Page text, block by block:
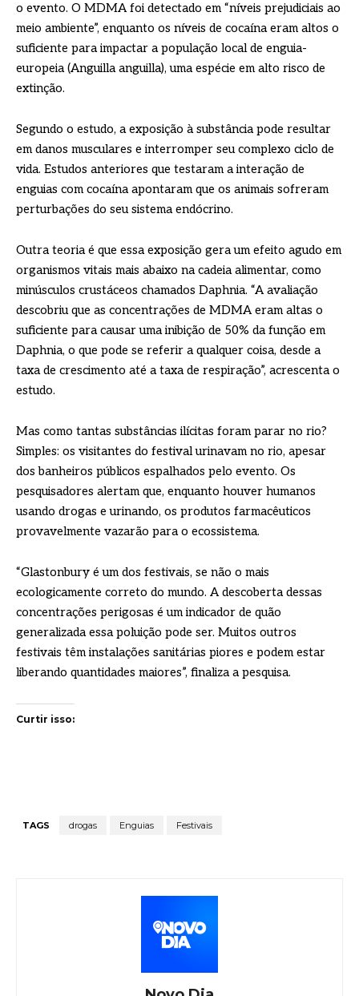
o evento. O MDMA foi detectado em “níveis prejudiciais ao
meio ambiente”, enquanto os níveis de cocaína eram altos o
suficiente para impactar a população local de enguia-
europeia (Anguilla anguilla), uma espécie em alto risco de
extinção.
Segundo o estudo, a exposição à substância pode resultar
em danos musculares e interromper seu complexo ciclo de
vida. Estudos anteriores que testaram a interação de
enguias com cocaína apontaram que os animais sofreram
perturbações do seu sistema endócrino.
Outra teoria é que essa exposição gera um efeito agudo em
organismos vitais mais abaixo na cadeia alimentar, como
minúsculos crustáceos chamados Daphnia. “A avaliação
descobriu que as concentrações de MDMA eram altas o
suficiente para causar uma inibição de 50% da função em
Daphnia, o que pode se referir a qualquer coisa, desde a
taxa de crescimento até a taxa de respiração”, acrescenta o
estudo.
Mas como tantas substâncias ilícitas foram parar no rio?
Simples: os visitantes do festival urinavam no rio, apesar
dos banheiros públicos espalhados pelo evento. Os
pesquisadores alertam que, enquanto houver humanos
usando drogas e urinando, os produtos farmacêuticos
provavelmente vazarão para o ecossistema.
“Glastonbury é um dos festivais, se não o mais
ecologicamente correto do mundo. A descoberta dessas
concentrações perigosas é um indicador de quão
generalizada essa poluição pode ser. Muitos outros
festivais têm instalações sanitárias piores e podem estar
liberando quantidades maiores”, finaliza a pesquisa.
Curtir isso:
TAGS drogas Enguias Festivais